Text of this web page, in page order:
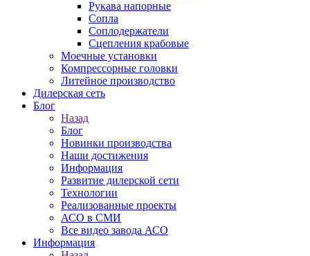
Рукава напорные
Сопла
Соплодержатели
Сцепления крабовые
Моечные установки
Компрессорные головки
Литейное производство
Дилерская сеть
Блог
Назад
Блог
Новинки производства
Наши достижения
Информация
Развитие дилерской сети
Технологии
Реализованные проекты
АСО в СМИ
Все видео завода АСО
Информация